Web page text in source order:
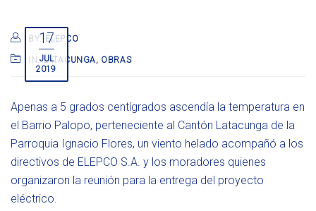
17
JUL
2019
BY: ELEPCO
IN:LATACUNGA, OBRAS
Apenas a 5 grados centígrados ascendía la temperatura en
el Barrio Palopo, perteneciente al Cantón Latacunga de la
Parroquia Ignacio Flores, un viento helado acompañó a los
directivos de ELEPCO S.A. y los moradores quienes
organizaron la reunión para la entrega del proyecto
eléctrico.